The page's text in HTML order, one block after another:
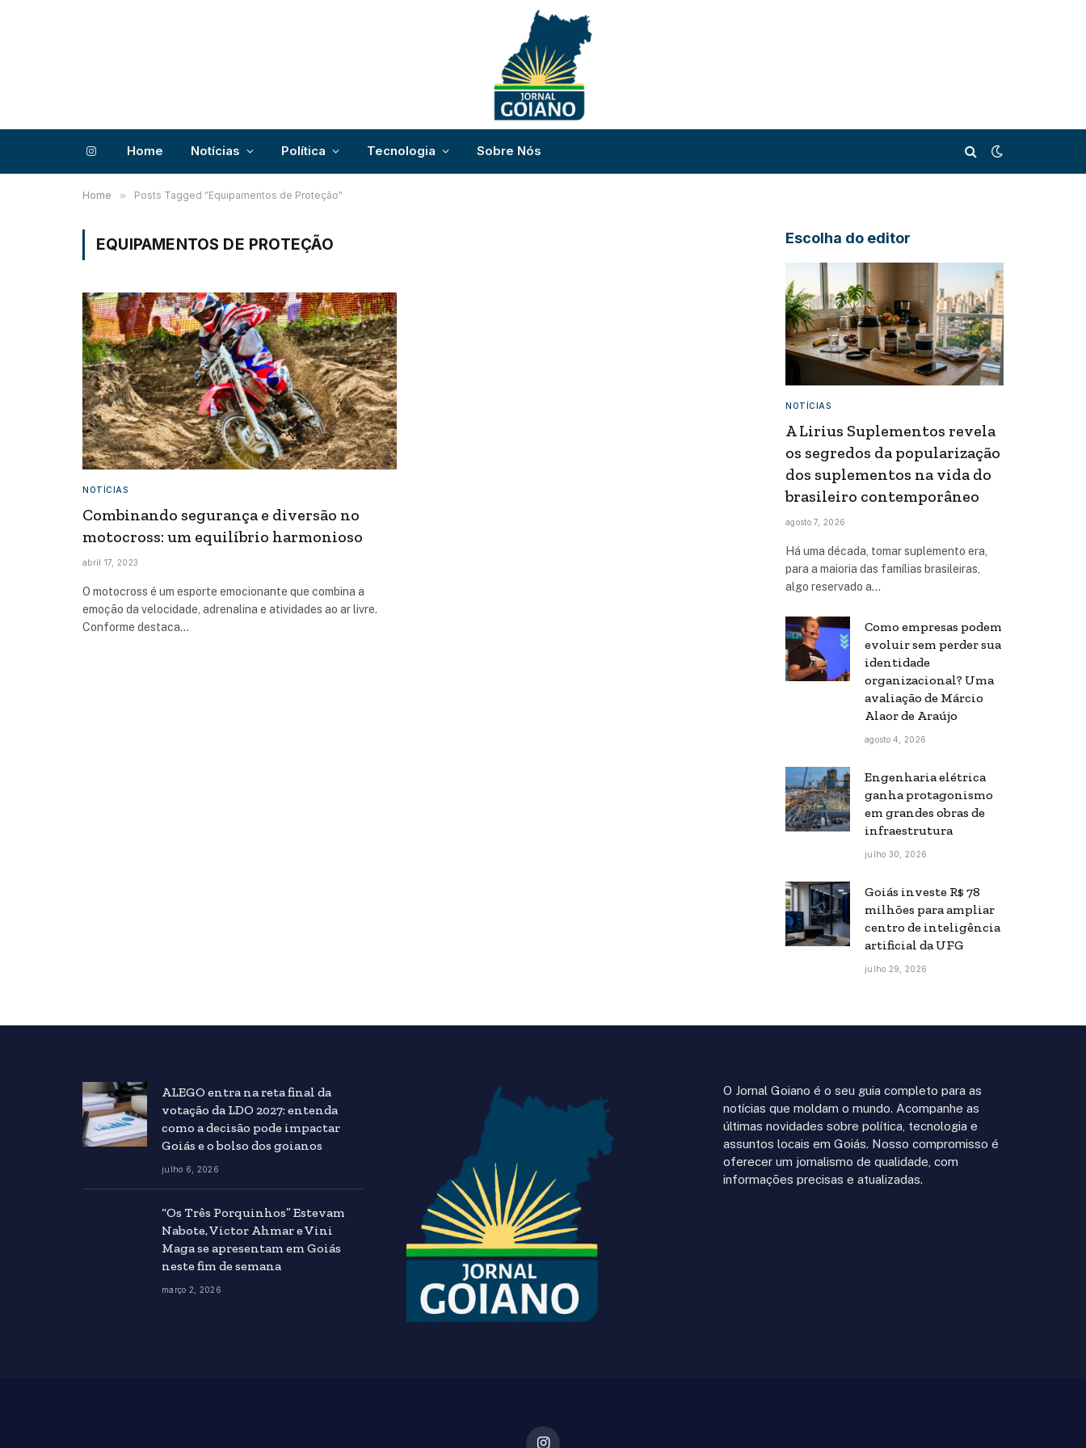
InstagramHome Notícias Política Tecnologia Sobre Nós
Home » Posts Tagged "Equipamentos de Proteção"
EQUIPAMENTOS DE PROTEÇÃO
NOTÍCIAS
Combinando segurança e diversão no
motocross: um equilíbrio harmonioso
abril 17, 2023
O motocross é um esporte emocionante que combina a
emoção da velocidade, adrenalina e atividades ao ar livre.
Conforme destaca…
Escolha do editor
NOTÍCIAS
A Lirius Suplementos revela
os segredos da popularização
dos suplementos na vida do
brasileiro contemporâneo
agosto 7, 2026
Há uma década, tomar suplemento era,
para a maioria das famílias brasileiras,
algo reservado a…
Como empresas podem
evoluir sem perder sua
identidade
organizacional? Uma
avaliação de Márcio
Alaor de Araújo
agosto 4, 2026
Engenharia elétrica
ganha protagonismo
em grandes obras de
infraestrutura
julho 30, 2026
Goiás investe R$ 78
milhões para ampliar
centro de inteligência
artificial da UFG
julho 29, 2026
ALEGO entra na reta final da
votação da LDO 2027: entenda
como a decisão pode impactar
Goiás e o bolso dos goianos
julho 6, 2026
“Os Três Porquinhos” Estevam
Nabote, Victor Ahmar e Vini
Maga se apresentam em Goiás
neste fim de semana
março 2, 2026
O Jornal Goiano é o seu guia completo para as
notícias que moldam o mundo. Acompanhe as
últimas novidades sobre política, tecnologia e
assuntos locais em Goiás. Nosso compromisso é
oferecer um jornalismo de qualidade, com
informações precisas e atualizadas.